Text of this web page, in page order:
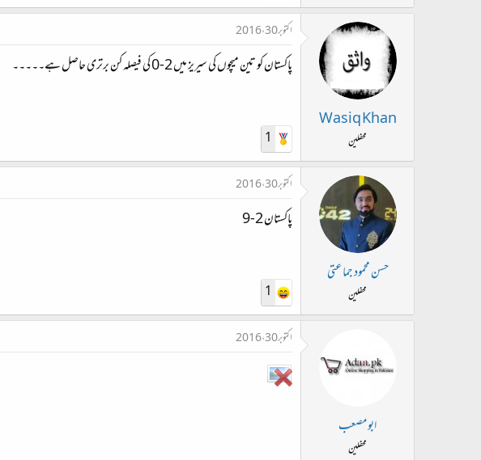
ا
Wasiq Khan
محفلین
اکتوبر 30، 2016
پاکستان کو تین میچوں کی سیریز میں 2-0 کی فیصلہ کن برتری حاصل ہے۔۔۔۔۔
1
حسن محمود جماعتی
محفلین
اکتوبر 30، 2016
پاکستان 2-9
1
ابو مصعب
محفلین
اکتوبر 30، 2016